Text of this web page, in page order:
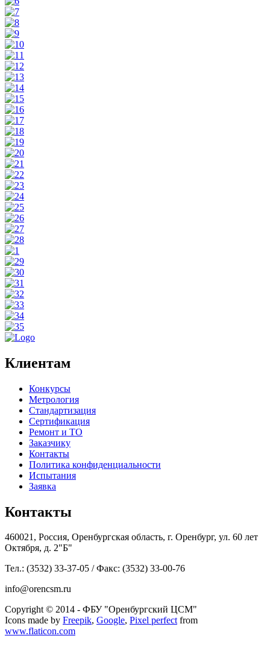
Клиентам
Конкурсы
Метрология
Стандартизация
Сертификация
Ремонт и ТО
Заказчику
Контакты
Политика конфиденциальности
Испытания
Заявка
Контакты
460021, Россия, Оренбургская область, г. Оренбург, ул. 60 лет
Октября, д. 2"Б"
Тел.: (3532) 33-37-05 / Факс: (3532) 33-00-76
info@orencsm.ru
Copyright © 2014 - ФБУ "Оренбургский ЦСМ"
Icons made by Freepik, Google, Pixel perfectfrom
www.flaticon.com